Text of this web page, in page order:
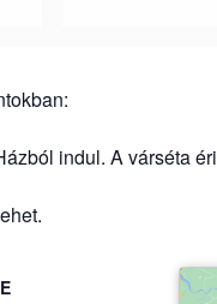
indul. A várséta